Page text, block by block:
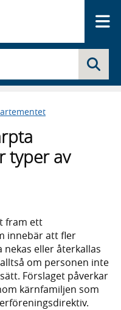
typer av
fram ett
innebär att fler
eller återkallas
om personen inte
Förslaget påverkar
kärnfamiljen som